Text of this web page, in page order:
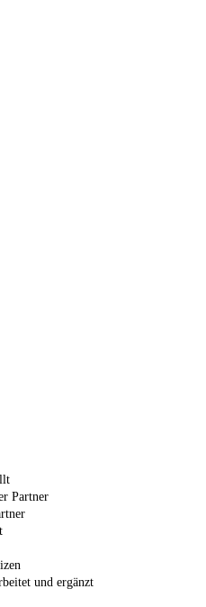
Partner
und ergänzt